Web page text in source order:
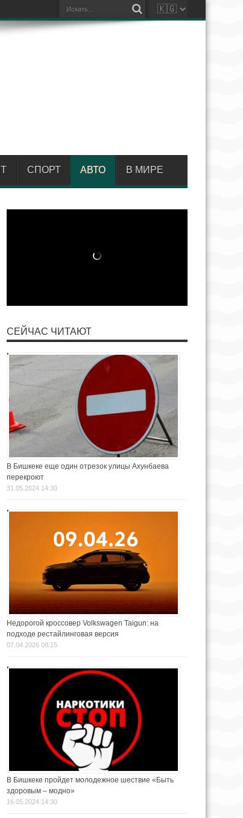
IT СПОРТ АВТО В МИРЕ
СЕЙЧАС ЧИТАЮТ
В Бишкеке еще один отрезок улицы Ахунбаева
перекроют
31.05.2024 14:30
Недорогой кроссовер Volkswagen Taigun: на
подходе рестайлинговая версия
07.04.2026 08:15
В Бишкеке пройдет молодежное шествие «Быть
здоровым – модно»
16.05.2024 14:30